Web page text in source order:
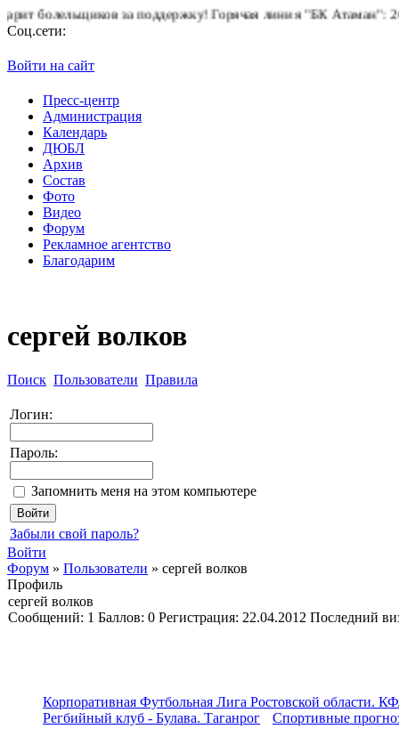
за поддержку!Горячая линия "БК Атаман":268-
Соц.сети:
Войти на сайт
Пресс-центр
Администрация
Календарь
ДЮБЛ
Архив
Состав
Фото
Видео
Форум
Рекламное агентство
Благодарим
сергей волков
Поиск Пользователи Правила
Логин:
Пароль:
Запомнить меня на этом компьютере
Забыли свой пароль?
Войти
Форум » Пользователи » сергей волков
Профиль
сергей волков
Cообщений: 1 Баллов: 0 Регистрация: 22.04.2012 Последний
Корпоративная Футбольная Лига Ростовской области.
Регбийный клуб - Булава. Таганрог
Спортивные